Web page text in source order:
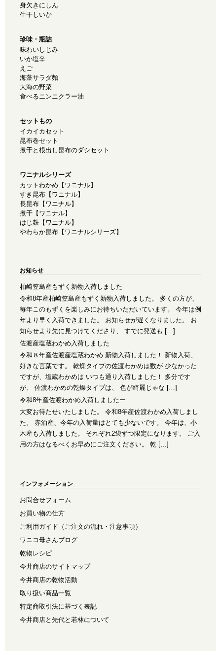
身欠きにしん
生干しいか
珍味・瓶詰
味わいしじみ
いか塩辛
えご
海藻サラダ麵
大海の野菜
食べるニンニクラー油
セットもの
イカイカセット
昆布巻セット
煮干と根出し昆布のダシセット
ワニナルシリーズ
カットわかめ【ワニナル】
すき昆布【ワニナル】
長昆布【ワニナル】
煮干【ワニナル】
はじ麸【ワニナル】
やわらか昆布【ワニナルシリーズ】
お知らせ
柏崎笠島産もずく新物入荷しました
令和8年産柏崎笠島産もずく新物入荷しました。 多くの方が、
毎年このもずくを楽しみにお待ちいただいています。 今年は例
年より早く入荷できました。 お知らせが遅くなりました。 お
知らせより先に見つけてくださり、 すでに発送も […]
佐渡産塩蔵わかめ入荷しました
令和８年産佐渡産塩蔵わかめ 新物入荷しました！ 新物入荷、
好きな言葉です。 乾燥タイプの佐渡わかめは数が 少なかった
ですが、塩蔵わかめは いつも通り入荷しました！ 多分です
が、 佐渡わかめの乾燥タイプは、 色が綺麗じゃな […]
令和8年産佐渡わかめ入荷しましたー
大変お待たせいたしました。 令和8年産佐渡わかめ入荷しまし
た。 赤泊産、今年の入荷量はとても少ないです。 今年は、小
木産も入荷しました。 それぞれ2袋ずつ限定になります。 ご入
用の方はなるべくお早めにご注文ください。 乾 […]
インフォメーション
お問合せフォーム
お買い物の仕方
ご利用ガイド（ご注文の流れ・注意事項）
ワニコ母さんブログ
乾物レシピ
今井商店のサイトマップ
今井商店の乾物活動
取り扱い商品一覧
特定商取引法に基づく表記
今井商店と先代と若林について